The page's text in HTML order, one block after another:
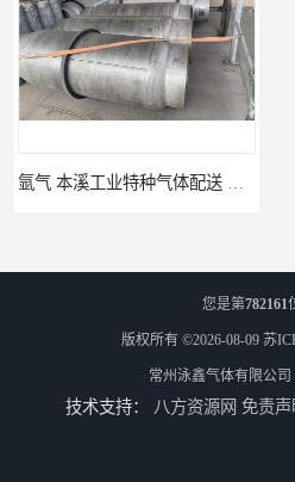
您是第782161
版权所有 ©2026-08-09 苏
常州泳鑫气体有限公司
技术支持： 八方资源网 免责声